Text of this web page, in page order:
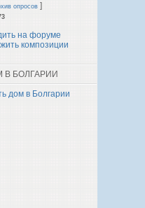
опросов ]
на форуме
композиции
В БОЛГАРИИ